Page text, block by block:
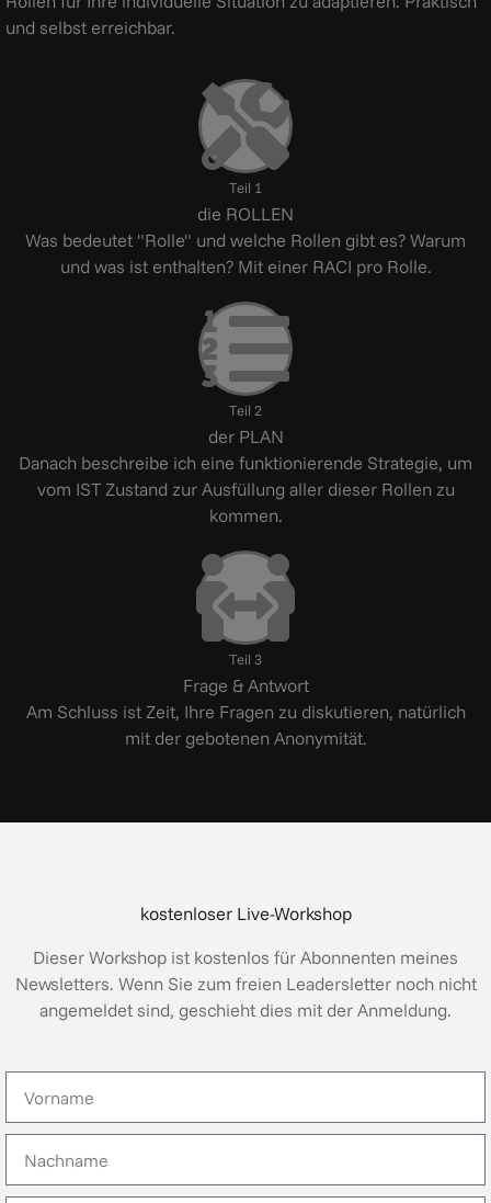
und selbst erreichbar.
Teil 1
die ROLLEN
Was bedeutet "Rolle" und welche Rollen gibt es? Warum
und was ist enthalten? Mit einer RACI pro Rolle.
Teil 2
der PLAN
Danach beschreibe ich eine funktionierende Strategie, um
vom IST Zustand zur Ausfüllung aller dieser Rollen zu
kommen.
Teil 3
Frage & Antwort
Am Schluss ist Zeit, Ihre Fragen zu diskutieren, natürlich
mit der gebotenen Anonymität.
kostenloser Live-Workshop
Dieser Workshop ist kostenlos für Abonnenten meines
Newsletters. Wenn Sie zum freien Leadersletter noch nicht
angemeldet sind, geschieht dies mit der Anmeldung.